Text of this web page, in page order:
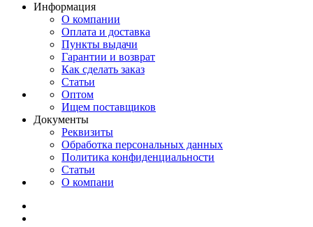
Информация
О компании
Оплата и доставка
Пункты выдачи
Гарантии и возврат
Как сделать заказ
Статьи
Оптом
Ищем поставщиков
Документы
Реквизиты
Обработка персональных данных
Политика конфиденциальности
Статьи
О компани